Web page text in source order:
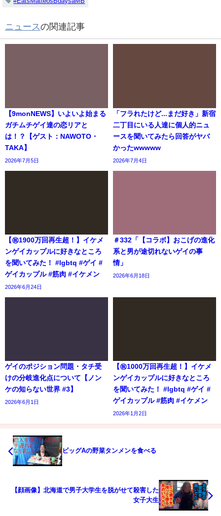
ニュースの関連記事
【9monNEWS】いよいよ始まる
ガチムチゲイ達の恋リアと
は！？【ゲスト：NAWOTO・
TAKA】
2026年7月5日
「フラれたけど...まだ好き」新宿
二丁目にいる人達に個人的ニュ
ースを聞いてみたら回答がヤバ
かったwwwww
2026年7月4日
【㊗️1900万回再生超！】イケメ
ンゲイカップルに好きなところ
を聞いてみた！ #lgbtq #ゲイ #
ゲイカップル #筋肉 #イケメン
2026年6月24日
＃332「【コラボ】おこげの進化
系と男が途切れないゲイの事
情」
2026年6月18日
ゲイのポジション問題・タチ受
けの分岐進化点について【ノン
ケの知らない世界 #3】
2026年6月1日
【㊗️1000万回再生超！】イケメ
ンゲイカップルに好きなところ
を聞いてみた！ #lgbtq #ゲイ #
ゲイカップル #筋肉 #イケメン
2026年1月2日
ビッグAの野菜タンメンを食べる
【顔画像】北海道で男子大学生を脱がせて殺害した
女子大生